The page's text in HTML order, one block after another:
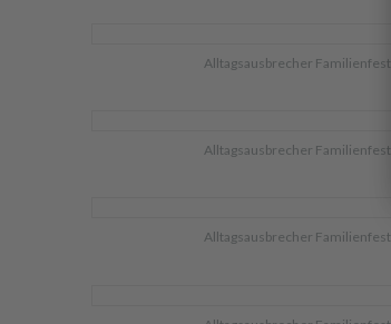
Alltagsausbrecher Familienfest
Alltagsausbrecher Familienfest
Alltagsausbrecher Familienfest